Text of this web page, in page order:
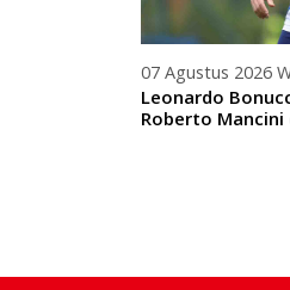
07 Agustus 2026
Leonardo
Roberto